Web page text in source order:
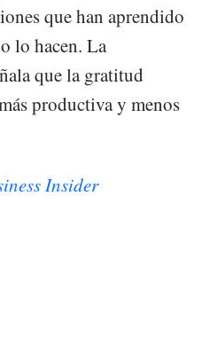
que han aprendido
lo hacen. La
que la gratitud
productiva y menos
Insider